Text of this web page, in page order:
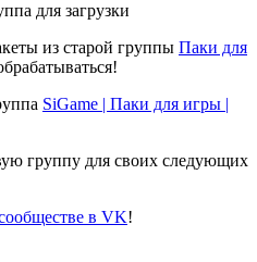
для загрузки
из старой группы Паки для
SiGame | Паки для игры |
группу для своих следующих
в VK!